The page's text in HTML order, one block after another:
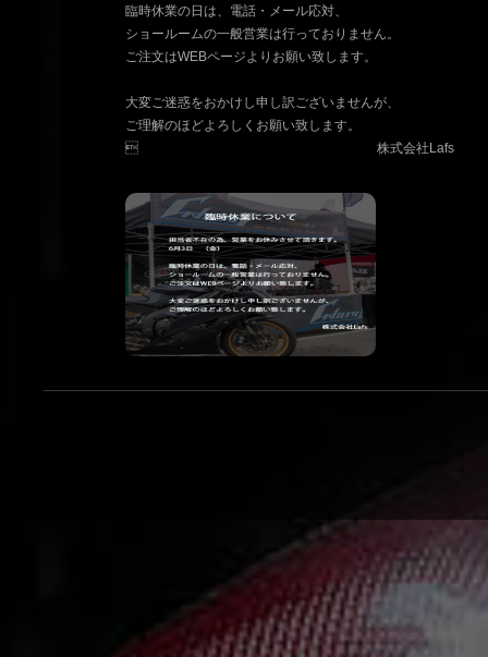
臨時休業の日は、電話・メール応対、
ショールームの一般営業は行っておりません。
ご注文はWEBページよりお願い致します。
大変ご迷惑をおかけし申し訳ございませんが、
ご理解のほどよろしくお願い致します。
 株式会社Lafs